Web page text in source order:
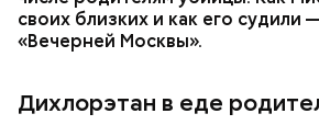
своих близких и как его судили
«Вечерней Москвы».
Дихлорэтан в еде
— Личность подозреваемого
полицией принимаются меры к
Республике Дагестан.